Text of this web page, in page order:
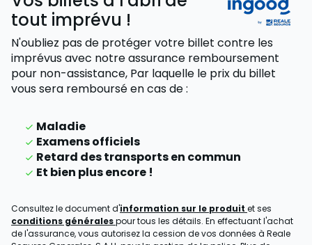
tout imprévu !
N'oubliez pas de protéger votre billet contre les
imprévus avec notre assurance remboursement
pour non-assistance, Par laquelle le prix du billet
vous sera rembourséen cas de:
Maladie
Examens officiels
Retard des transports en commun
Et bien plus encore !
Consultez le document d'information sur le produit et ses
conditions généralespour tous les détails. En effectuant l'achat
de l'assurance, vous autorisez la cession de vos données à Reale